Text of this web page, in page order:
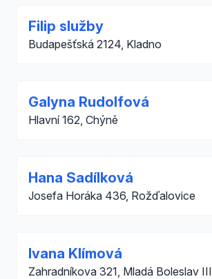
Filip služby
Budapešťská 2124, Kladno
Galyna Rudolfová
Hlavní 162, Chýně
Hana Sadílková
Josefa Horáka 436, Rožďalovice
Ivana Klímová
Zahradníkova 321, Mladá Boleslav III